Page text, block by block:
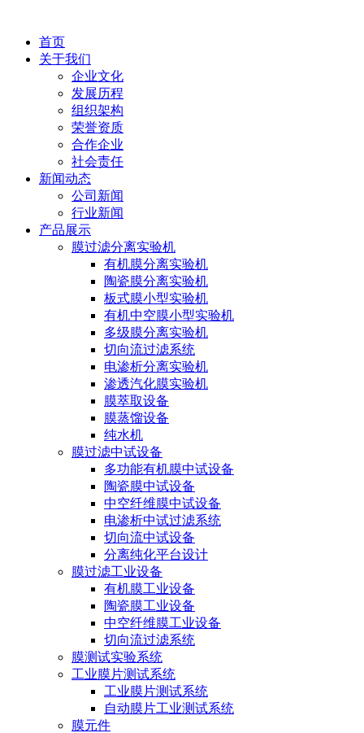
首页
关于我们
企业文化
发展历程
组织架构
荣誉资质
合作企业
社会责任
新闻动态
公司新闻
行业新闻
产品展示
膜过滤分离实验机
有机膜分离实验机
陶瓷膜分离实验机
板式膜小型实验机
有机中空膜小型实验机
多级膜分离实验机
切向流过滤系统
电渗析分离实验机
渗透汽化膜实验机
膜萃取设备
膜蒸馏设备
纯水机
膜过滤中试设备
多功能有机膜中试设备
陶瓷膜中试设备
中空纤维膜中试设备
电渗析中试过滤系统
切向流中试设备
分离纯化平台设计
膜过滤工业设备
有机膜工业设备
陶瓷膜工业设备
中空纤维膜工业设备
切向流过滤系统
膜测试实验系统
工业膜片测试系统
工业膜片测试系统
自动膜片工业测试系统
膜元件